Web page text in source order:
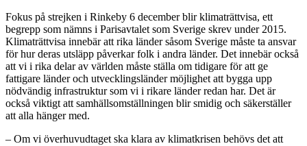
Fokus på strejken i Rinkeby 6 december blir klimaträttvisa, ett
begrepp som nämns i Parisavtalet som Sverige skrev under 2015.
Klimaträttvisa innebär att rika länder såsom Sverige måste ta ansvar
för hur deras utsläpp påverkar folk i andra länder. Det innebär också
att vi i rika delar av världen måste ställa om tidigare för att ge
fattigare länder och utvecklingsländer möjlighet att bygga upp
nödvändig infrastruktur som vi i rikare länder redan har. Det är
också viktigt att samhällsomställningen blir smidig och säkerställer
att alla hänger med.
– Om vi överhuvudtaget ska klara av klimatkrisen behövs det att